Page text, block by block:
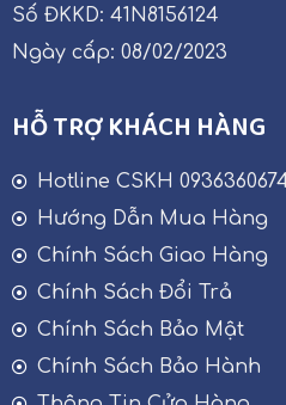
Số ĐKKD: 41N8156124
Ngày cấp: 08/02/2023
HỖ TRỢ KHÁCH HÀNG
Hotline CSKH
Hướng Dẫn Mua Hàng
Chính Sách Giao Hàng
Chính Sách Đổi Trả
Chính Sách Bảo Mật
Chính Sách Bảo Hành